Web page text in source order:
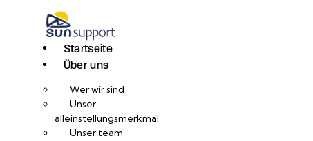
Startseite
Über uns
Wer wir sind
Unser
alleinstellungsmerkmal
Unser team